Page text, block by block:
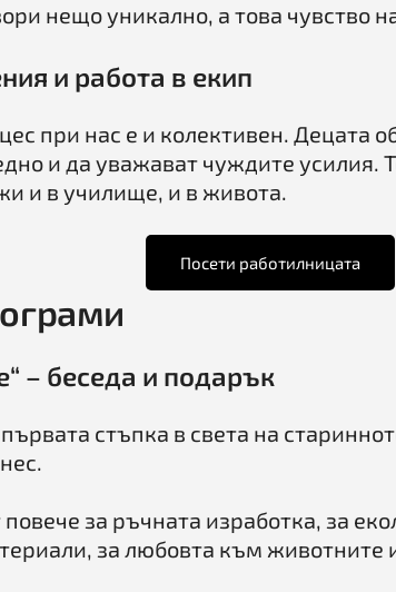
нещо уникално, а това чувство
и работа в екип
при нас е и колективен. Децата
и да уважават чуждите усилия.
и в училище, и в живота.
Посети работилницата
– беседа и подарък
стъпка в света на
за ръчната изработка, за
за любовта към животните